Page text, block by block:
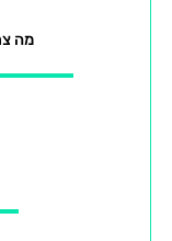
מה